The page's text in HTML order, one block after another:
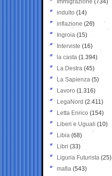
Immigrazione (734)
indulto (14)
inflazione (26)
Ingroia (15)
Interviste (16)
la casta (1.394)
La Destra (45)
La Sapienza (5)
Lavoro (1.316)
LegaNord (2.411)
Letta Enrico (154)
Liberi e Uguali (10)
Libia (68)
Libri (33)
Liguria Futurista (25)
mafia (543)